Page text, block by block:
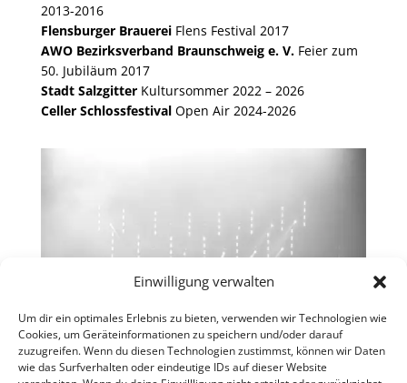
Einwilligung verwalten
Um dir ein optimales Erlebnis zu bieten, verwenden wir Technologien wie
Cookies, um Geräteinformationen zu speichern und/oder darauf
zuzugreifen. Wenn du diesen Technologien zustimmst, können wir Daten
wie das Surfverhalten oder eindeutige IDs auf dieser Website
2013-2016
Flensburger BrauereiFlens Festival 2017
AWO Bezirksverband Braunschweig e. V.Feier zum
50. Jubiläum 2017
Stadt SalzgitterKultursommer 2022 – 2026
Celler SchlossfestivalOpen Air 2024-2026